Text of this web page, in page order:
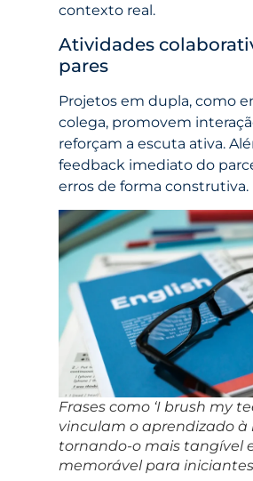
contexto real.
Atividades
pares
Projetos em dupla, como
colega, promovem
reforçam a escuta ativa.
feedback imediato do
erros de forma construtiva.
Frases como ‘I brush my
vinculam o aprendizado à
tornando-o mais tangível
memorável para